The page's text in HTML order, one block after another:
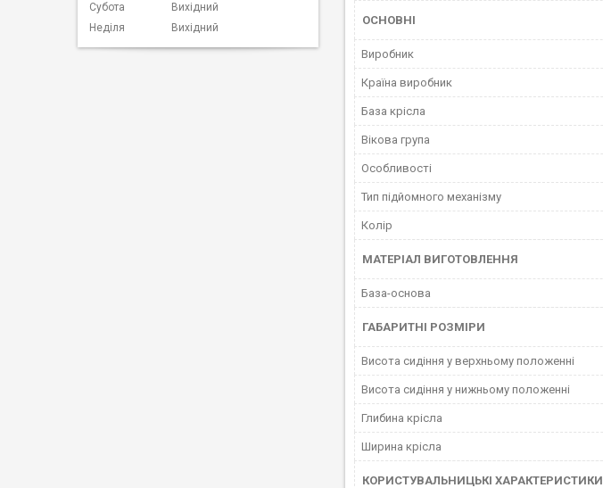
ОСНОВНІ
Виробник
Країна виробник
База крісла
Вікова група
Особливості
Тип підйомного механізму
Колір
МАТЕРІАЛ ВИГОТОВЛЕННЯ
База-основа
ГАБАРИТНІ РОЗМІРИ
Висота сидіння у верхньому положенні
Висота сидіння у нижньому положенні
Глибина крісла
Ширина крісла
КОРИСТУВАЛЬНИЦЬКІ ХАРАКТЕРИСТИКИ
Субота
Вихідний
Неділя
Вихідний